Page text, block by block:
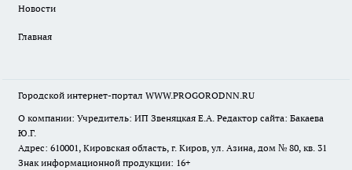
Новости
Главная
Городской интернет-портал WWW.PROGORODNN.RU
О компании: Учредитель: ИП Звеняцкая Е.А. Редактор сайта: Бакаева
Ю.Г.
Адрес: 610001, Кировская область, г. Киров, ул. Азина, дом № 80, кв. 31
Знак информационной продукции: 16+